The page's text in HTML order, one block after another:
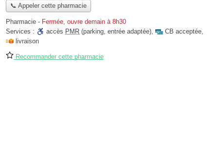
📞 Appeler cette pharmacie
Pharmacie - Fermée, ouvre demain à 8h30
Services :
accès PMR (parking, entrée adaptée), CB acceptée,
livraison
Recommander cette pharmacie